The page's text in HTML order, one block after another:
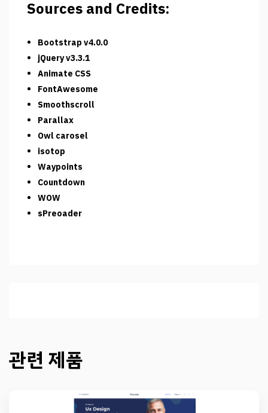
Sources and Credits:
Bootstrap v4.0.0
jQuery v3.3.1
Animate CSS
FontAwesome
Smoothscroll
Parallax
Owl carosel
isotop
Waypoints
Countdown
WOW
sPreoader
관련 제품